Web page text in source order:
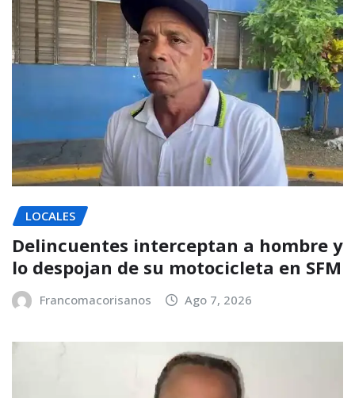
LOCALES
Delincuentes interceptan a hombre y
lo despojan de su motocicleta en SFM
Francomacorisanos Ago 7, 2026